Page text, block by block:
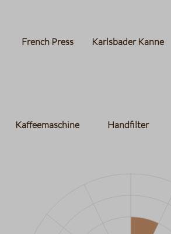
French Press Karlsbader Kanne
Kaffeemaschine Handfilter